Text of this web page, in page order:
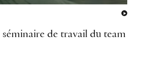
séminaire de travail du team